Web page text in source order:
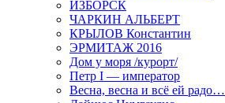
ИЗБОРСК
ЧАРКИН АЛЬБЕРТ
КРЫЛОВ Константин
ЭРМИТАЖ 2016
Дом у моря /курорт/
Петр I — император
Весна, весна и всё ей радо…